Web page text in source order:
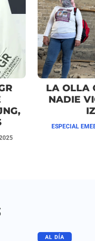
LA OLLA
NADIE
ESPECIAL
AL DÍA